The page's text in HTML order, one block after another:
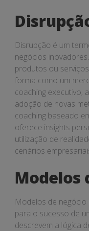
Disrupção é um
negócios
produtos ou
forma como um
coaching executivo,
adoção de novas
coaching baseado
oferece insights
utilização de
cenários
Modelos
Modelos de
para o sucesso de
descrevem a lógica